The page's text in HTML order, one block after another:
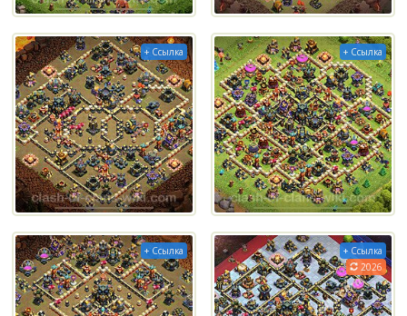
+ Ссылка + Ссылка
+ Ссылка
+ Ссылка
2026